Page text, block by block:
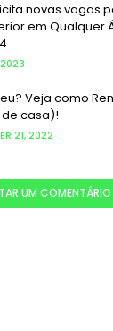
novas vagas
em Qualquer
Veja como
casa)!
21, 2022
UM COMENTÁRIO